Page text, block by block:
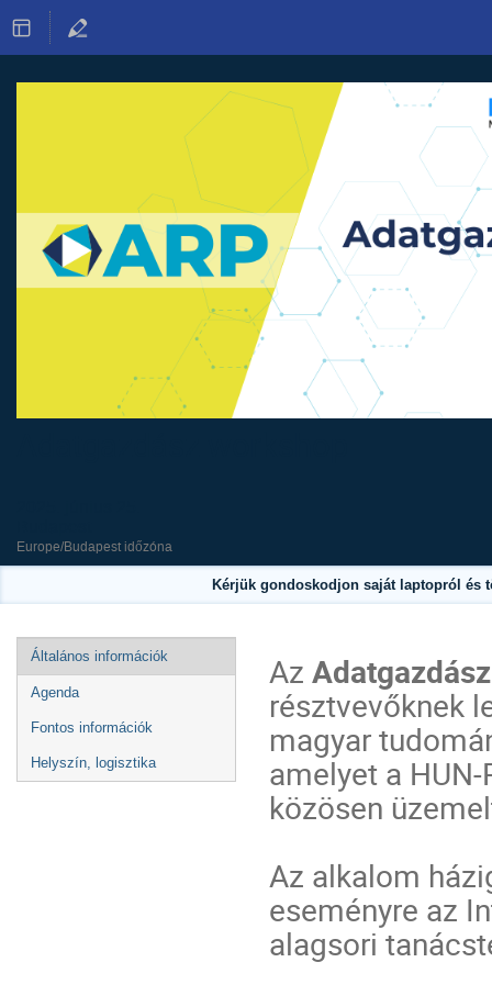
Europe/Budapest időzóna
Kérjük gondoskodjon saját laptopról és
Esemény
menü
Általános információk
Agenda
Fontos információk
Helyszín, logisztika
Az
résztvevőknek
magyar
amelyet a HUN-
közösen
Az alkalom
eseményre az
alagsori